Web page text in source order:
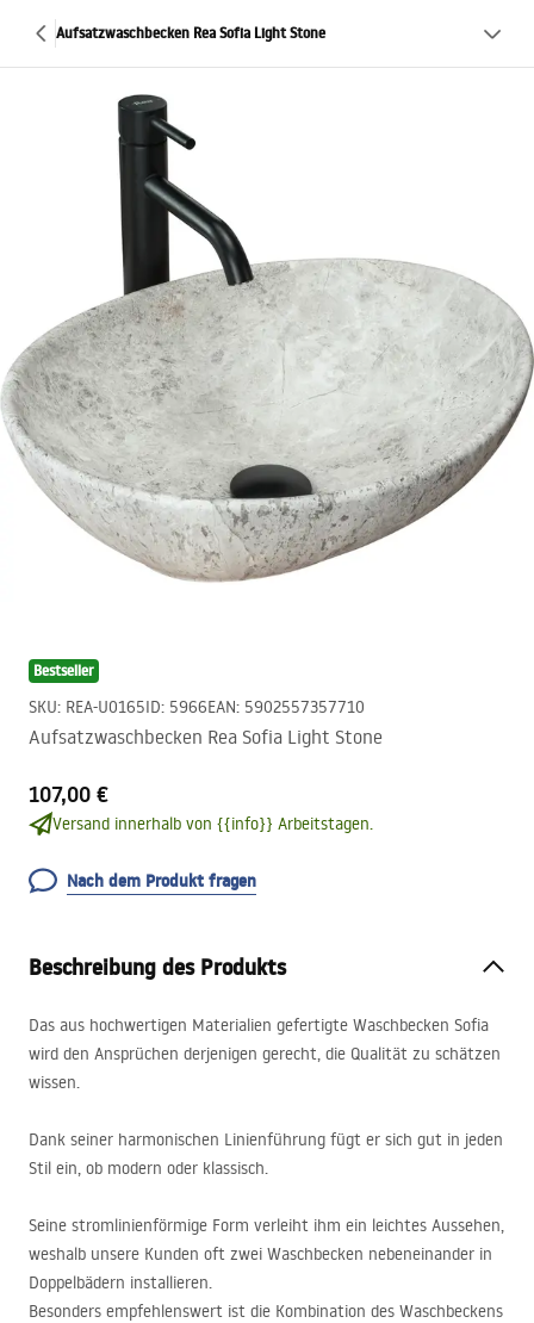
Aufsatzwaschbecken Rea Sofia Light Stone
Bestseller
SKU: REA-U0165ID: 5966EAN: 5902557357710
Aufsatzwaschbecken Rea Sofia Light Stone
107,00 €
Versand innerhalb von {{info}} Arbeitstagen.
Nach dem Produkt fragen
Beschreibung des Produkts
Das aus hochwertigen Materialien gefertigte Waschbecken Sofia
wird den Ansprüchen derjenigen gerecht, die Qualität zu schätzen
wissen.
Dank seiner harmonischen Linienführung fügt er sich gut in jeden
Stil ein, ob modern oder klassisch.
Seine stromlinienförmige Form verleiht ihm ein leichtes Aussehen,
weshalb unsere Kunden oft zwei Waschbecken nebeneinander in
Doppelbädern installieren.
Besonders empfehlenswert ist die Kombination des Waschbeckens